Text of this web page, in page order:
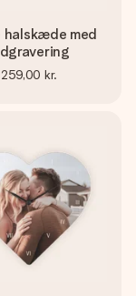
halskæde med
259,00 kr.